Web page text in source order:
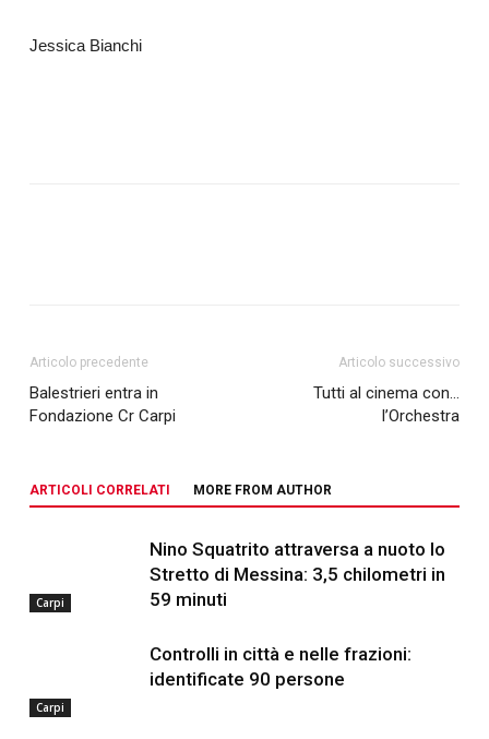
Jessica Bianchi
Articolo precedente
Balestrieri entra in
Fondazione Cr Carpi
Articolo successivo
Tutti al cinema con…
l’Orchestra
ARTICOLI CORRELATI MORE FROM AUTHOR
Carpi
Nino Squatrito attraversa a nuoto lo
Stretto di Messina: 3,5 chilometri in
59 minuti
Carpi
Controlli in città e nelle frazioni:
identificate 90 persone